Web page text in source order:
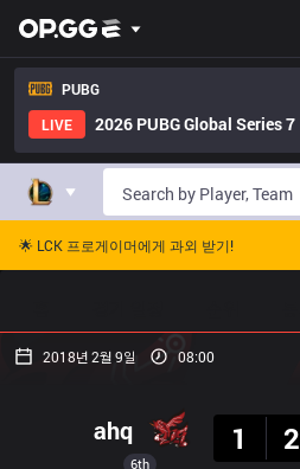
PUBG
LIVE
2026 PUBG Global Series 7
🌟 LCK 프로게이머에게 과외 받기!
2018년 2월 9일 08:00
6th
ahq
1
2